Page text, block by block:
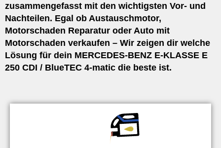
zusammengefasst mit den wichtigsten Vor- und
Nachteilen. Egal ob Austauschmotor,
Motorschaden Reparatur oder Auto mit
Motorschaden verkaufen – Wir zeigen dir welche
Lösung für dein MERCEDES-BENZ E-KLASSE E
250 CDI / BlueTEC 4-matic die beste ist.